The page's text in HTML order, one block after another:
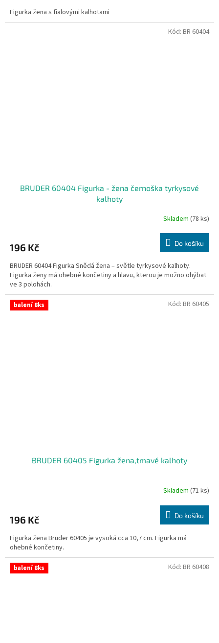
Figurka žena s fialovými kalhotami
BRUDER 60404 Figurka - žena černoška tyrkysové
kalhoty
Skladem (78 ks)
196 Kč Do košíku
BRUDER 60404 Figurka Snědá žena – světle tyrkysové kalhoty.
Figurka ženy má ohebné končetiny a hlavu, kterou je možno ohýbat
ve 3 polohách.
Kód: BR 60404
balení 8ks
BRUDER 60405 Figurka žena,tmavé kalhoty
Skladem (71 ks)
196 Kč Do košíku
Figurka žena Bruder 60405 je vysoká cca 10,7 cm. Figurka má
ohebné končetiny.
Kód: BR 60405
balení 8ks Kód: BR 60408